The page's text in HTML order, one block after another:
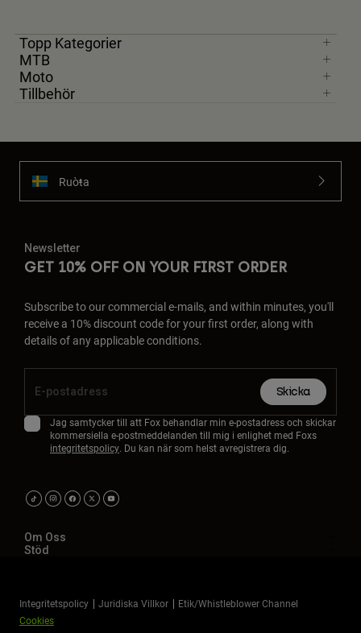
Topp Kategorier
MTB
Moto
Tillbehör
Ruoŧŧa
Newsletter
GET 10% OFF ON YOUR FIRST ORDER
Subscribe to our commercial e-mails, and within minutes, you'll
receive a 10% discount code for your first order, along with
details of any applicable conditions.
Skicka
Jag samtycker till att Fox behandlar min e-postadress och skickar
kommersiella e-postmeddelanden till mig i enlighet med Foxs
integritetspolicy. Du kan när som helst avregistrera dig.
Om Oss
Stöd
Integritetspolicy Juridiska Villkor
Etik/Whistleblower Channel
Cookies